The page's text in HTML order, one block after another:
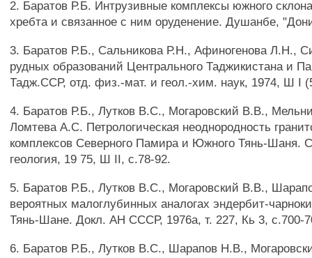
2. Баратов Р.Б. Интрузивные комплексы южного
хребта и связанное с ним оруденение. Душанбе,
3. Баратов Р.Б., Сальникова Р.Н., Афиногенова Л.Н.,
рудных образований Центрального Таджикистана и
Тадж.ССР, отд. физ.-мат. и геол.-хим. наук, 1974, Ш I
4. Баратов Р.Б., Лутков B.C., Могаровский В.В.,
Ломтева А.С. Петрологическая неоднородность
комплексов Северного Памира и Южного Тянь-Шаня.
геология, 19 75, Ш II, с.78-92.
5. Баратов Р.Б., Лутков B.C., Могаровский В.В.,
вероятных малоглубинных аналогах эндербит-
Тянь-Шане. Докл. АН СССР, 1976а, т. 227, Кь 3, с.700-
6. Баратов Р.Б., Лутков B.C., Шарапов Н.В.,